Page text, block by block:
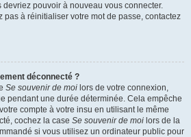
pouvoir à nouveau vous connecter.
pas à réinitialiser votre mot de passe, contactez
déconnecté ?
Se souvenir de moi lors de votre connexion,
pendant une durée déterminée. Cela empêche
compte à votre insu en utilisant le même
cochez la case Se souvenir de moi lors de la
si vous utilisez un ordinateur public pour